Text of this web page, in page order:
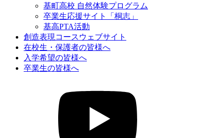
基町高校 自然体験プログラム
卒業生応援サイト「桐志」
基高PTA活動
創造表現コースウェブサイト
在校生・保護者の皆様へ
入学希望の皆様へ
卒業生の皆様へ